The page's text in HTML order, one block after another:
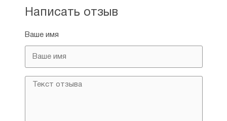
в религии. С юности Исаак стремился
разделял брат, вместе они поступили
в монастырь Мар-Маттай в Ираке. Там
преподобный Исаак явил пример
сосредоточенности в молитве, безмолвия
и широкого кругозора.
Написать отзыв
Ваше имя